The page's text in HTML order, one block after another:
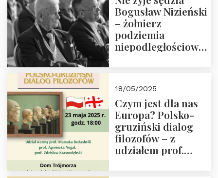
Bogusław Nizieński
– żołnierz
podziemia
niepodległościowego
społeczny, członek
Kapituły Nagrody
im. Prezydenta
Lecha
Kaczyńskiego.
Wielki autorytet.
18/05/2025
Czym jest dla nas
Europa? Polsko-
gruziński dialog
filozofów – z
udziałem prof.